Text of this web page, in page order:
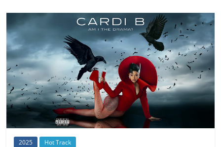
2025 Hot Track